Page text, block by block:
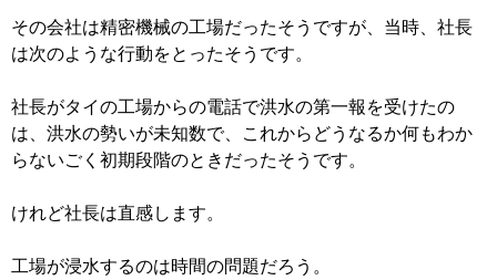
その会社は精密機械の工場だったそうですが、当時、社長
は次のような行動をとったそうです。
社長がタイの工場からの電話で洪水の第一報を受けたの
は、洪水の勢いが未知数で、これからどうなるか何もわか
らないごく初期段階のときだったそうです。
けれど社長は直感します。
工場が浸水するのは時間の問題だろう。